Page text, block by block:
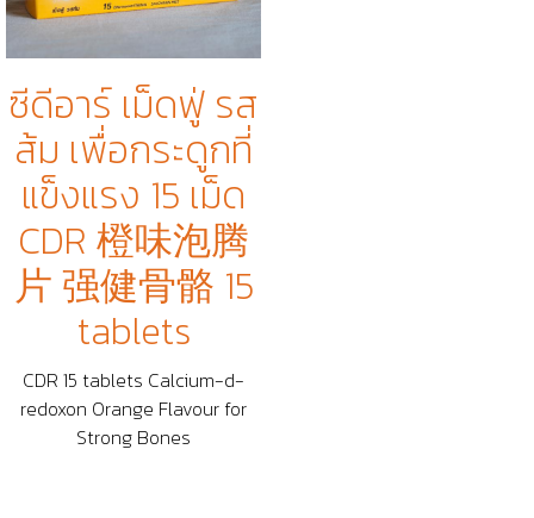
ซีดีอาร์ เม็ดฟู่ รส
ส้ม เพื่อกระดูกที่
แข็งแรง 15 เม็ด
CDR 橙味泡腾
片 强健骨骼 15
tablets
CDR 15 tablets Calcium-d-
redoxon Orange Flavour for
Strong Bones